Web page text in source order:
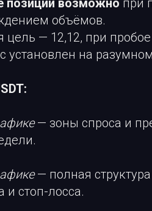
объёмов.
цель — 12,12, при
установлен на
— зоны спроса и
— полная
и стоп-лосса.